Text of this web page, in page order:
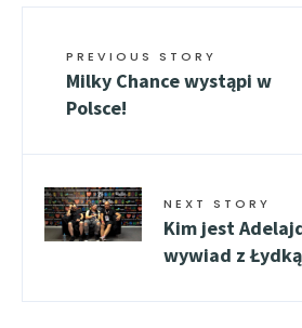
PREVIOUS STORY
Milky Chance wystąpi w
Polsce!
NEXT STORY
Kim jest
wywiad z